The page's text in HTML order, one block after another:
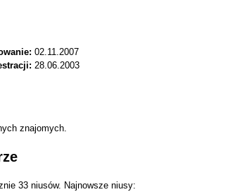
02.11.2007
28.06.2003
znajomych.
33 niusów. Najnowsze niusy: